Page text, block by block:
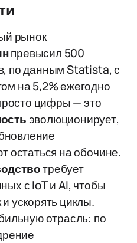
рынок
превысил 500
по данным Statista, с
на 5,2% ежегодно
цифры — это
эволюционирует,
остаться на обочине.
требует
с IoT и AI, чтобы
ускорять циклы.
отрасль: по